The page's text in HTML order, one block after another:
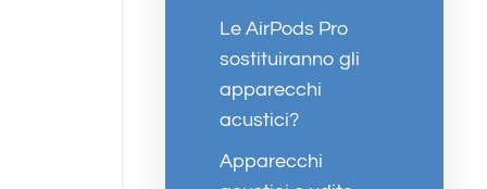
Le AirPods Pro
sostituiranno gli
apparecchi
acustici?
Apparecchi